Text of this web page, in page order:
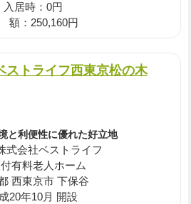
入居時：0円
額：250,160円
ストライフ西東京松の木
と利便性に優れた好立地
式会社ベストライフ
有料老人ホーム
西東京市 下保谷
20年10月 開設